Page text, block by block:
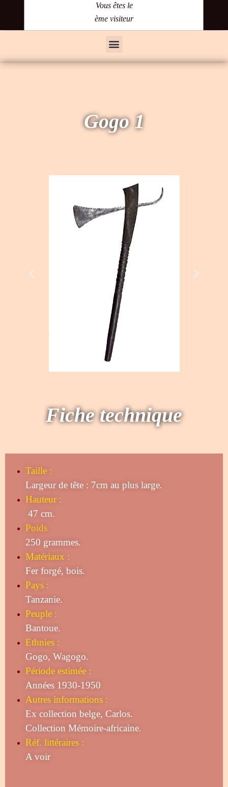
Vous êtes le
ème visiteur
Gogo 1
Fiche technique
Taille :
Largeur de tête : 7cm au plus large.
Hauteur :
47 cm.
Poids
250 grammes.
Matériaux :
Fer forgé, bois.
Pays :
Tanzanie.
Peuple :
Bantoue.
Ethnies :
Gogo, Wagogo.
Période estimée :
Années 1930-1950
Autres informations :
Ex collection belge, Carlos.
Collection Mémoire-africaine.
Réf. littéraires :
A voir